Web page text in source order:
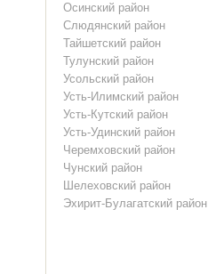
Осинский район
Слюдянский район
Тайшетский район
Тулунский район
Усольский район
Усть-Илимский район
Усть-Кутский район
Усть-Удинский район
Черемховский район
Чунский район
Шелеховский район
Эхирит-Булагатский район